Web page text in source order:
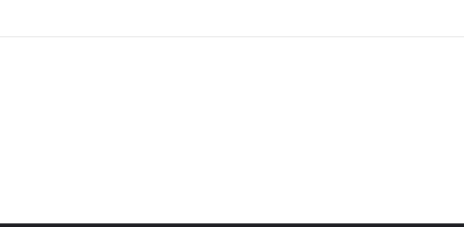
de Mejillones clasifican al Campeonato Nacional tras brillante actuación en Iquique